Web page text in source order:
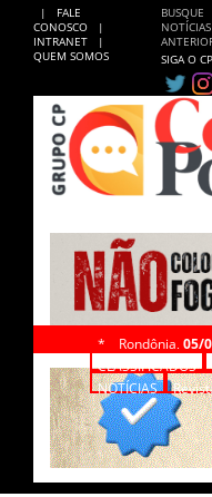
|
FALE
CONOSCO
|
INTRANET
|
QUEM SOMOS
BUSQUE
NOTÍCIAS
SIGA O CP
* Rondônia, 05/
CLASSIFICADOS
NOTÍCIAS